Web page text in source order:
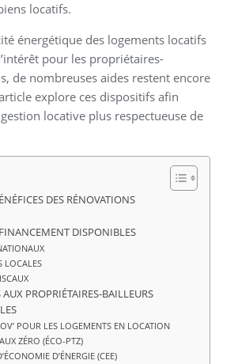
locatifs.
énergétique des logements locatifs
pour les propriétaires-
de nombreuses aides restent encore
explore ces dispositifs afin
locative plus respectueuse de
DES RÉNOVATIONS
DISPONIBLES
LOCALES
PROPRIÉTAIRES-BAILLEURS
POUR LES LOGEMENTS EN LOCATION
ZÉRO (ÉCO-PTZ)
D’ÉNERGIE (CEE)